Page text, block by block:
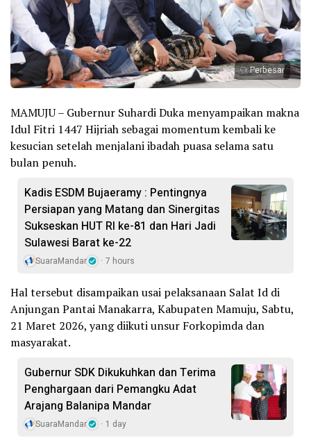
Perbesar
MAMUJU – Gubernur Suhardi Duka menyampaikan makna
Idul Fitri 1447 Hijriah sebagai momentum kembali ke
kesucian setelah menjalani ibadah puasa selama satu
bulan penuh.
Kadis ESDM Bujaeramy : Pentingnya
Persiapan yang Matang dan Sinergitas
Sukseskan HUT RI ke-81 dan Hari Jadi
Sulawesi Barat ke-22
SuaraMandar 7 hours
Hal tersebut disampaikan usai pelaksanaan Salat Id di
Anjungan Pantai Manakarra, Kabupaten Mamuju, Sabtu,
21 Maret 2026, yang diikuti unsur Forkopimda dan
masyarakat.
Gubernur SDK Dikukuhkan dan Terima
Penghargaan dari Pemangku Adat
Arajang Balanipa Mandar
SuaraMandar 1 day